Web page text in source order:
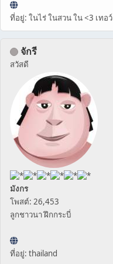
ที่อยู่: ในไร่ ในสวน ใน <3 เทอว์
จักรี
สวัสดี
มังกร
โพสต์: 26,453
ลูกชาวนา ฝึกกระบี่
ที่อยู่: thailand